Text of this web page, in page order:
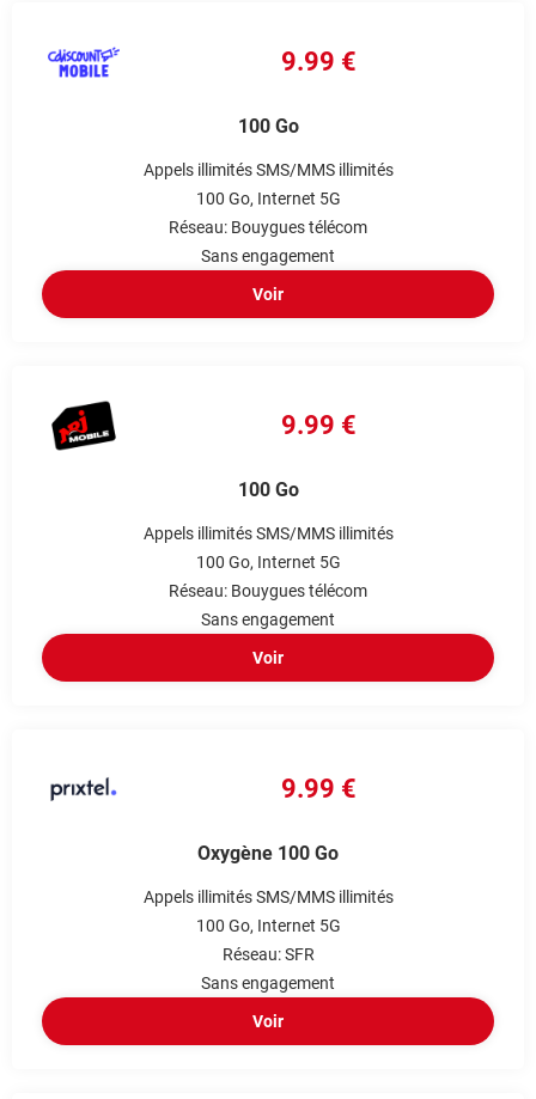
9.99 €
100 Go
Appels illimités SMS/MMS illimités
100 Go Internet 5G
Réseau: Bouygues télécom
Sans engagement
Voir
9.99 €
100 Go
Appels illimités SMS/MMS illimités
100 Go Internet 5G
Réseau: Bouygues télécom
Sans engagement
Voir
9.99 €
Oxygène 100 Go
Appels illimités SMS/MMS illimités
100 Go Internet 5G
Réseau: SFR
Sans engagement
Voir